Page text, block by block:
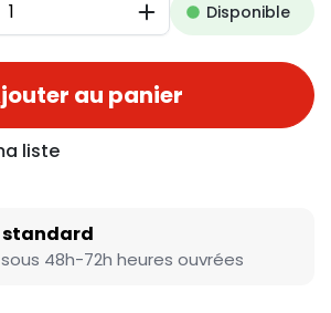
AugmenterDisponible
au panier
liste
standard
48h-72h heures ouvrées